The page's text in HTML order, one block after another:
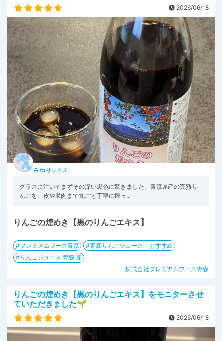
2026/06/18
みねりぃさん
グラスに注いでまずその深い黒色に驚きました。青森県産の完熟り
んごを、皮や果肉まで丸ごと丁寧に搾っ...
りんごの煌めき【黒のりんごエキス】
プレミアムフーズ青森
青森りんごジュース おすすめ
りんごジュース 青森 瓶
株式会社プレミアムフーズ青森
りんごの煌めき【黒のりんごエキス】をモニターさせ
ていただきました🌱
2026/06/18